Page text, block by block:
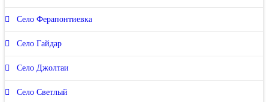
Село Ферапонтиевка
Село Гайдар
Село Джолтаи
Село Светлый